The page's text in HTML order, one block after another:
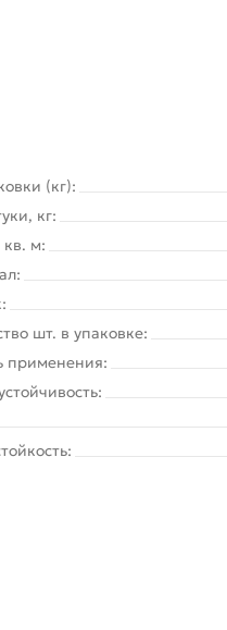
(кг):
кг:
кв. м:
шт. в упаковке:
применения: